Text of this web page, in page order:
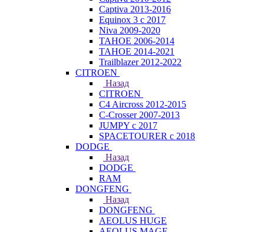
Captiva 2013-2016
Equinox 3 с 2017
Niva 2009-2020
TAHOE 2006-2014
TAHOE 2014-2021
Trailblazer 2012-2022
CITROEN
Назад
CITROEN
C4 Aircross 2012-2015
C-Crosser 2007-2013
JUMPY с 2017
SPACETOURER с 2018
DODGE
Назад
DODGE
RAM
DONGFENG
Назад
DONGFENG
AEOLUS HUGE